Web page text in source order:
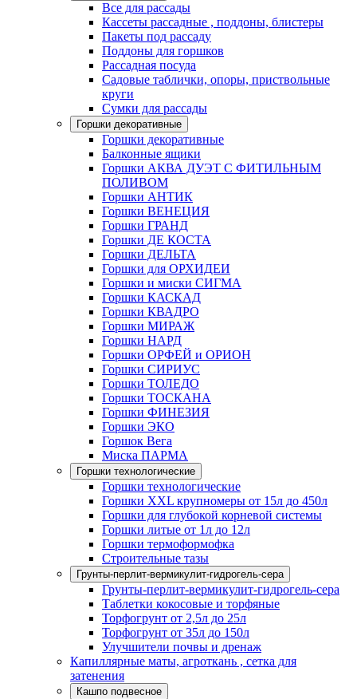
Все для рассады
Кассеты рассадные , поддоны, блистеры
Пакеты под рассаду
Поддоны для горшков
Рассадная посуда
Садовые таблички, опоры, приствольные
круги
Сумки для рассады
Горшки декоративные
Горшки декоративные
Балконные ящики
Горшки АКВА ДУЭТ С ФИТИЛЬНЫМ
ПОЛИВОМ
Горшки АНТИК
Горшки ВЕНЕЦИЯ
Горшки ГРАНД
Горшки ДЕ КОСТА
Горшки ДЕЛЬТА
Горшки для ОРХИДЕИ
Горшки и миски СИГМА
Горшки КАСКАД
Горшки КВАДРО
Горшки МИРАЖ
Горшки НАРД
Горшки ОРФЕЙ и ОРИОН
Горшки СИРИУС
Горшки ТОЛЕДО
Горшки ТОСКАНА
Горшки ФИНЕЗИЯ
Горшки ЭКО
Горшок Вега
Миска ПАРМА
Горшки технологические
Горшки технологические
Горшки XXL крупномеры от 15л до 450л
Горшки для глубокой корневой системы
Горшки литые от 1л до 12л
Горшки термоформофка
Строительные тазы
Грунты-перлит-вермикулит-гидрогель-сера
Грунты-перлит-вермикулит-гидрогель-сера
Таблетки кокосовые и торфяные
Торфогрунт от 2,5л до 25л
Торфогрунт от 35л до 150л
Улучшители почвы и дренаж
Капиллярные маты, агроткань , сетка для
затенения
Кашпо подвесное